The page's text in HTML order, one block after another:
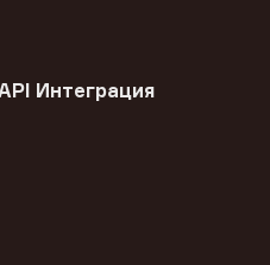
Интеграция